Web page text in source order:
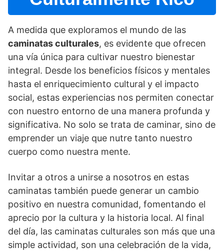
A medida que exploramos el mundo de las
caminatas culturales, es evidente que ofrecen
una ví­a única para cultivar nuestro bienestar
integral. Desde los beneficios fí­sicos y mentales
hasta el enriquecimiento cultural y el impacto
social, estas experiencias nos permiten conectar
con nuestro entorno de una manera profunda y
significativa. No solo se trata de caminar, sino de
emprender un viaje que nutre tanto nuestro
cuerpo como nuestra mente.
Invitar a otros a unirse a nosotros en estas
caminatas también puede generar un cambio
positivo en nuestra comunidad, fomentando el
aprecio por la cultura y la historia local. Al final
del dí­a, las caminatas culturales son más que una
simple actividad, son una celebración de la vida,